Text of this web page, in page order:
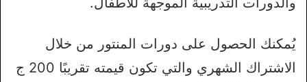
يُمكنك الحصول على دورات المنتور من خلال
الاشتراك الشهري والتي تكون قيمته تقريبًا 200 ج